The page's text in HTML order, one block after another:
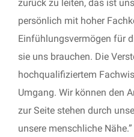
zurück zu leiten, das ist
persönlich mit hoher
Einfühlungsvermögen für
sie uns brauchen. Die
hochqualifiziertem
Umgang. Wir können den
zur Seite stehen durch
unsere menschliche Nähe.”